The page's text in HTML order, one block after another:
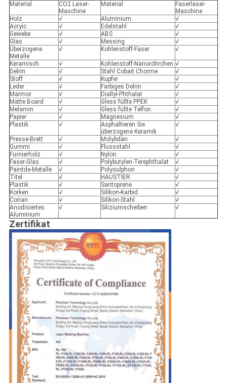
Material
CO2 Laser-
Maschine
Material
Faserlaser-
Maschine
Holz
√ Aluminium
√
Acryic
√ Edelstahl
√
Gewebe
√ ABS
√
Glas
√ Messing
√
Überzogene
Metalle
√ Kohlenstoff-Faser √
Keramisch √ Kohlenstoff-Nanoröhrchen √
Delrin
√ Stahl Cobait Chorme
√
Stoff
√ Kupfer
√
Leder
√ Farbiges Delrin
√
Marmor
√ Diallyl-Phthalat
√
Matte Board
√ Gless füllte PPEK
√
Melamin
√ Gless füllte Telfon
√
Papier
√ Magnesium
√
Plastik
√
Asphaltieren Sie
überzogene Keramik
√
Presse-Brett √ Molybdän
√
Gummi
√ Flussstahl
√
Furnierholz
√ Nylon
√
Faser-Glas
√ Polybutylen-Terephthalat
√
Paintde-Metalle
√ Polysulphon
√
Titel
√ HAUSTIER
√
Plastik
√ Santoprene
√
Korken
√ Silikon-Karbid
√
Corian
√ Silikon-Stahl
√
Anodisiertes
Aluminium
√ Siliziumscheiben √
Zertifikat